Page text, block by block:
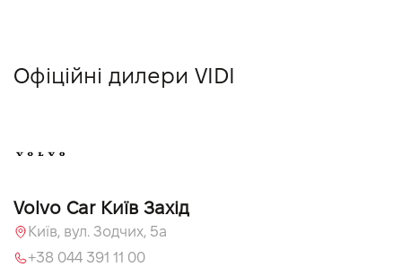
Офіційні дилери VIDI
Volvo Car Київ Захід
Київ, вул. Зодчих, 5а
+38 044 391 11 00